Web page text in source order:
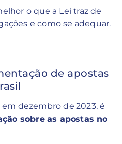
o que a Lei traz de
e como se adequar.
de apostas
em dezembro de 2023, é
sobre as apostas no